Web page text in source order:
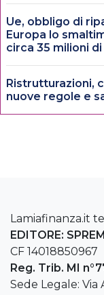
Ue, obbligo di
Europa lo
circa 35 milioni
Ristrutturazioni,
nuove regole e
Lamiafinanza.it
EDITORE:
CF 14018850967
Reg. Trib. MI
Sede Legale: Via